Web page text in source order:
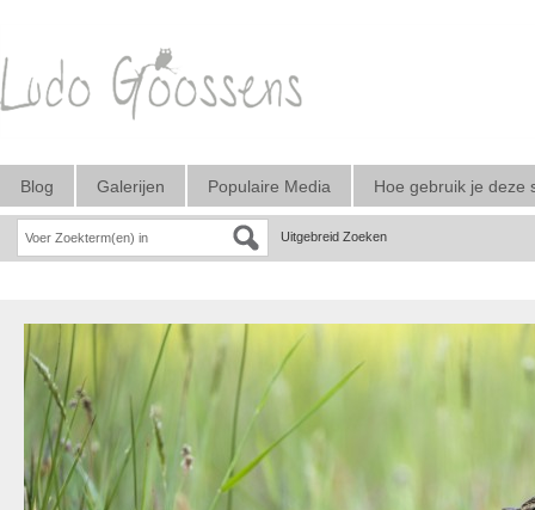
Blog Galerijen Populaire Media Hoe gebruik je deze
Uitgebreid Zoeken